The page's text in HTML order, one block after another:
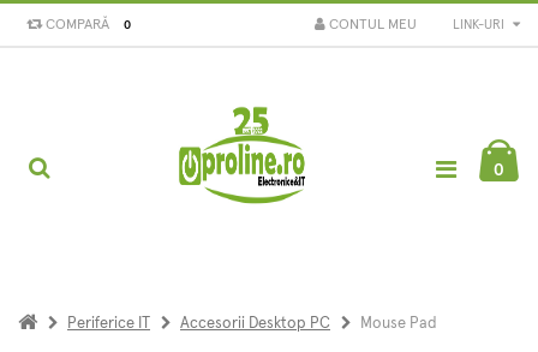
COMPARĂ 0 LINK-URI
CONTUL MEU
0
Periferice IT Accesorii Desktop PC Mouse Pad